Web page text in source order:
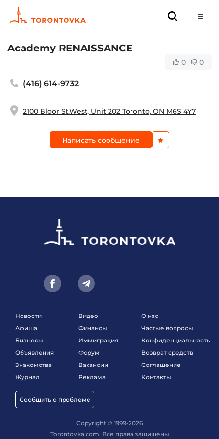
Academy RENAISSANCE
0 0
(416) 614-9732
2100 Bloor St.West, Unit 202 Toronto, ON M6S 4Y7
Написать сообщение
Новости
Афиша
Бизнесы
Объявления
Знакомства
Журнал
Сообщить о проблеме
Видео
Финансы
Иммиграция
Форум
Вакансии
Реклама
О нас
Частые вопросы
Конфиденциальность
Возврат средств
Соглашение
Контакты
Copyright © 1999-2026
Torontovka.com, Все права защищены